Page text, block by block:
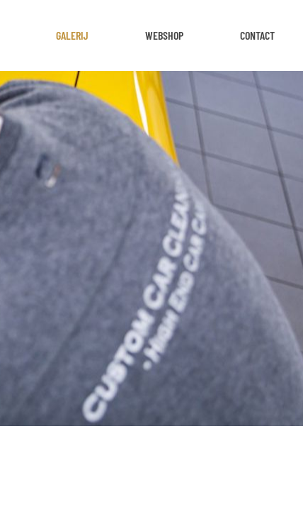
GALERIJ WEBSHOP CONTACT